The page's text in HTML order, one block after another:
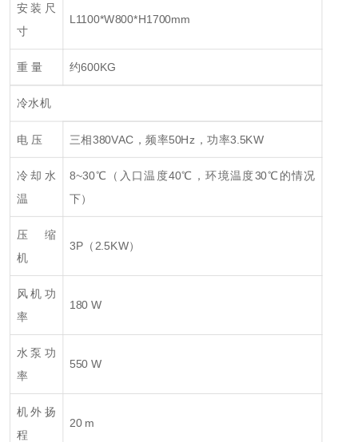
安装尺
寸
L1100*W800*H1700mm
重 量 约600KG
冷水机
电 压 三相380VAC，频率50Hz，功率3.5KW
冷却水
温
8~30℃（入口温度40℃，环境温度30℃的情况
下）
压 缩
机
3P（2.5KW）
风机功
率
180 W
水泵功
率
550 W
机外扬
程
20 m